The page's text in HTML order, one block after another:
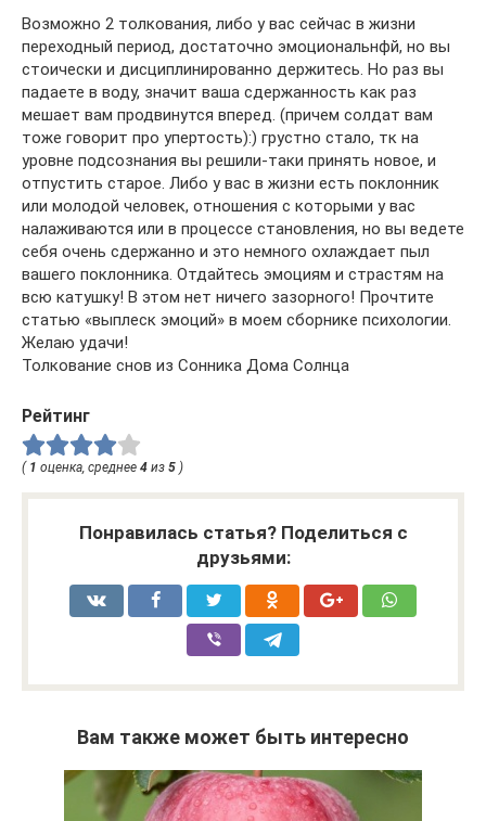
Возможно 2 толкования, либо у вас сейчас в жизни
переходный период, достаточно эмоциональнфй, но вы
стоически и дисциплинированно держитесь. Но раз вы
падаете в воду, значит ваша сдержанность как раз
мешает вам продвинутся вперед. (причем солдат вам
тоже говорит про упертость):) грустно стало, тк на
уровне подсознания вы решили-таки принять новое, и
отпустить старое. Либо у вас в жизни есть поклонник
или молодой человек, отношения с которыми у вас
налаживаются или в процессе становления, но вы ведете
себя очень сдержанно и это немного охлаждает пыл
вашего поклонника. Отдайтесь эмоциям и страстям на
всю катушку! В этом нет ничего зазорного! Прочтите
статью «выплеск эмоций» в моем сборнике психологии.
Желаю удачи!
Толкование снов из Сонника Дома Солнца
Рейтинг
( 1 оценка, среднее 4 из 5 )
Понравилась статья? Поделиться с
друзьями:
Вам также может быть интересно